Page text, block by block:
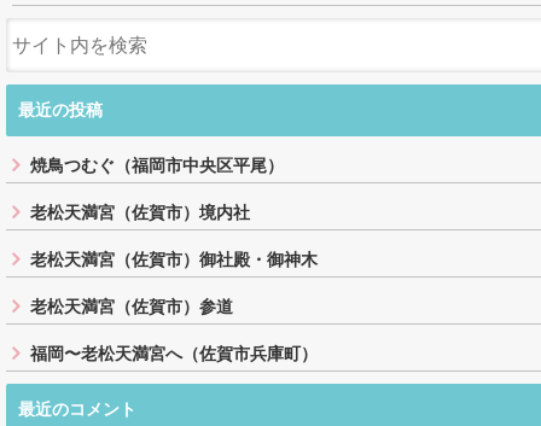
最近の投稿
焼鳥つむぐ（福岡市中央区平尾）
老松天満宮（佐賀市）境内社
老松天満宮（佐賀市）御社殿・御神木
老松天満宮（佐賀市）参道
福岡〜老松天満宮へ（佐賀市兵庫町）
最近のコメント